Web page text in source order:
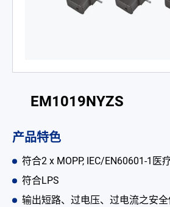
EM1019NYZS
产品特色
符合2 x MOPP, IEC/EN60601-1医
符合LPS
输出短路、过电压、过电流之安全
电池适配充电器
开放式电源
内置机壳型电源适配器
LED 电源
CRPS 电源